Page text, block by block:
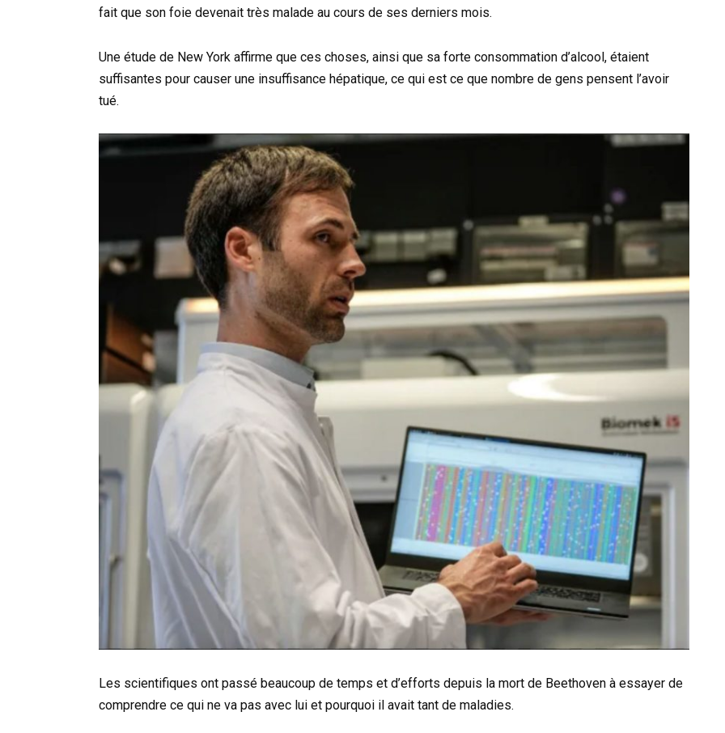
fait que son foie devenait très malade au cours de ses derniers mois.
Une étude de New York affirme que ces choses, ainsi que sa forte consommation d’alcool, étaient
suffisantes pour causer une insuffisance hépatique, ce qui est ce que nombre de gens pensent l’avoir
tué.
Les scientifiques ont passé beaucoup de temps et d’efforts depuis la mort de Beethoven à essayer de
comprendre ce qui ne va pas avec lui et pourquoi il avait tant de maladies.